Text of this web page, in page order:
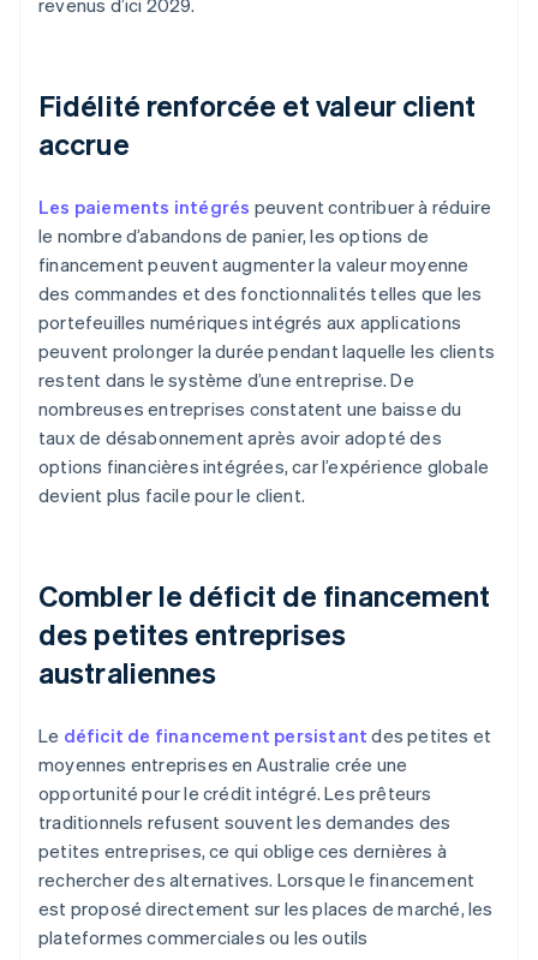
revenus d’ici 2029.
Fidélité renforcée et valeur client
accrue
Les paiements intégrés peuvent contribuer à réduire
le nombre d’abandons de panier, les options de
financement peuvent augmenter la valeur moyenne
des commandes et des fonctionnalités telles que les
portefeuilles numériques intégrés aux applications
peuvent prolonger la durée pendant laquelle les clients
restent dans le système d’une entreprise. De
nombreuses entreprises constatent une baisse du
taux de désabonnement après avoir adopté des
options financières intégrées, car l’expérience globale
devient plus facile pour le client.
Combler le déficit de financement
des petites entreprises
australiennes
Le déficit de financement persistant des petites et
moyennes entreprises en Australie crée une
opportunité pour le crédit intégré. Les prêteurs
traditionnels refusent souvent les demandes des
petites entreprises, ce qui oblige ces dernières à
rechercher des alternatives. Lorsque le financement
est proposé directement sur les places de marché, les
plateformes commerciales ou les outils